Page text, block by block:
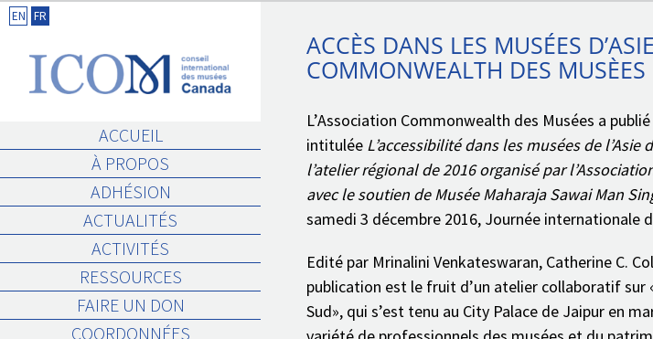
Skip
content
COMMONWEALTH DES MUSÈES
ACCÈS DANS LES MUSÉES
COMMONWEALTH DES MUSÈES
L’Association Commonwealth des Musées a
intitulée L’accessibilité dans les musées de
l’atelier régional de 2016 organisé par
avec le soutien de Musée Maharaja Sawai Man
samedi 3 décembre 2016, Journée internationale
Edité par Mrinalini Venkateswaran, Catherine C.
publication est le fruit d’un atelier collaboratif sur
Sud», qui s’est tenu au City Palace de Jaipur en
EN FR
ACCUEIL
À PROPOS
ADHÉSION
ACTUALITÉS
ACTIVITÉS
RESSOURCES
FAIRE UN DON
COORDONNÉES